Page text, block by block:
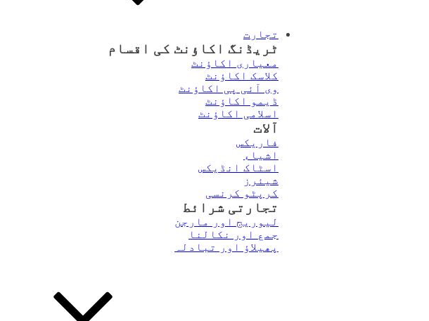
تجارت
ٹریڈنگ اکاؤنٹ کی اقسام
معیاری اکاؤنٹ
کلاسک اکاؤنٹ
وی آئی پی اکاؤنٹ
ڈیمو اکاؤنٹ
اسلامی اکاؤنٹ
آلات
فاریکس
اشیاء
اسٹاک انڈیکس
شیئرز
کرپٹو کرنسی
تجارتی شرائط
لیوریج اور مارجن
جمع اور نکالنا
پھیلاؤ اور تبادلہ